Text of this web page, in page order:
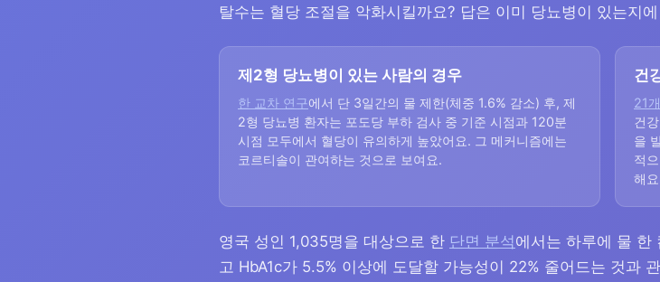
탈수는 혈당 조절을 악화시킬까요? 답은 이미 당뇨병이 있는지
제2형 당뇨병이 있는 사람의 경우
한 교차 연구에서 단 3일간의 물 제한(체중 1.6% 감소) 후, 제
2형 당뇨병 환자는 포도당 부하 검사 중 기준 시점과 120분
시점 모두에서 혈당이 유의하게 높았어요. 그 메커니즘에는
코르티솔이 관여하는 것으로 보여요.
건
21
건
을
적
해
영국 성인 1,035명을 대상으로 한 단면 분석 에서는 하루에 물 한
고 HbA1c가 5.5% 이상에 도달할 가능성이 22% 줄어드는 것과